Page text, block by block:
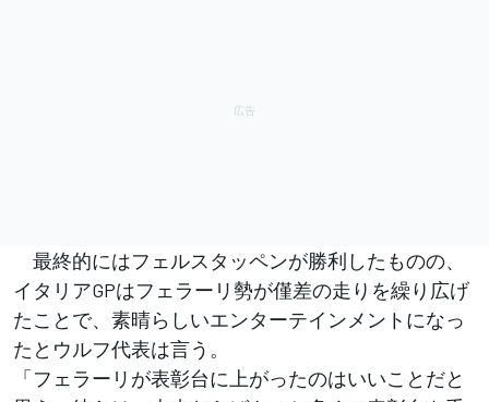
最終的にはフェルスタッペンが勝利したものの、
イタリアGPはフェラーリ勢が僅差の走りを繰り広げ
たことで、素晴らしいエンターテインメントになっ
たとウルフ代表は言う。
「フェラーリが表彰台に上がったのはいいことだと